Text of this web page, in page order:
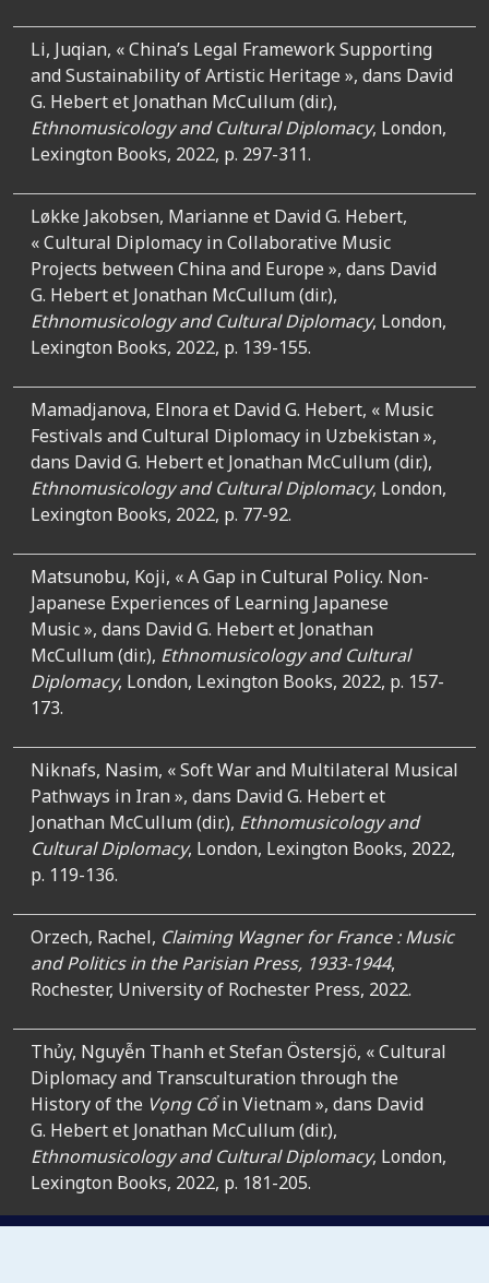
Li, Juqian, « China’s Legal Framework Supporting
and Sustainability of Artistic Heritage », dans David
G. Hebert et Jonathan McCullum (dir.),
Ethnomusicology and Cultural Diplomacy, London,
Lexington Books, 2022, p. 297-311.
Løkke Jakobsen, Marianne et David G. Hebert,
« Cultural Diplomacy in Collaborative Music
Projects between China and Europe », dans David
G. Hebert et Jonathan McCullum (dir.),
Ethnomusicology and Cultural Diplomacy, London,
Lexington Books, 2022, p. 139-155.
Mamadjanova, Elnora et David G. Hebert, « Music
Festivals and Cultural Diplomacy in Uzbekistan »,
dans David G. Hebert et Jonathan McCullum (dir.),
Ethnomusicology and Cultural Diplomacy, London,
Lexington Books, 2022, p. 77-92.
Matsunobu, Koji, « A Gap in Cultural Policy. Non-
Japanese Experiences of Learning Japanese
Music », dans David G. Hebert et Jonathan
McCullum (dir.), Ethnomusicology and Cultural
Diplomacy, London, Lexington Books, 2022, p. 157-
173.
Niknafs, Nasim, « Soft War and Multilateral Musical
Pathways in Iran », dans David G. Hebert et
Jonathan McCullum (dir.), Ethnomusicology and
Cultural Diplomacy, London, Lexington Books, 2022,
p. 119-136.
Orzech, Rachel, Claiming Wagner for France : Music
and Politics in the Parisian Press, 1933-1944,
Rochester, University of Rochester Press, 2022.
Thủy, Nguyễn Thanh et Stefan Östersjö, « Cultural
Diplomacy and Transculturation through the
History of the Vọng Cổin Vietnam », dans David
G. Hebert et Jonathan McCullum (dir.),
Ethnomusicology and Cultural Diplomacy, London,
Lexington Books, 2022, p. 181-205.